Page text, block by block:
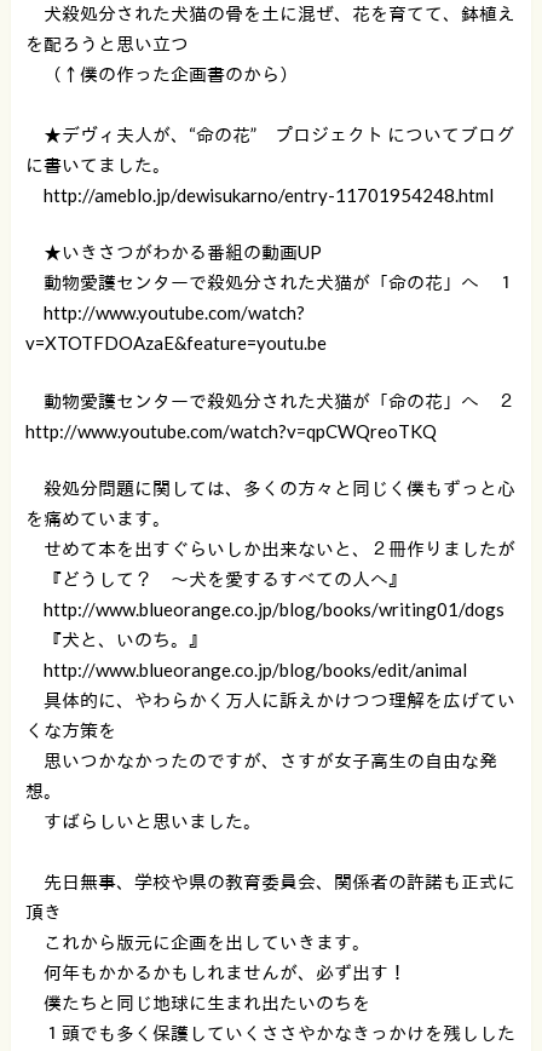
犬殺処分された犬猫の骨を土に混ぜ、花を育てて、鉢植え
を配ろうと思い立つ
（↑僕の作った企画書のから）
★デヴィ夫人が、“命の花” プロジェクト についてブログ
に書いてました。
http://ameblo.jp/dewisukarno/entry-11701954248.html
★いきさつがわかる番組の動画UP
動物愛護センターで殺処分された犬猫が「命の花」へ １
http://www.youtube.com/watch?
v=XTOTFDOAzaE&feature=youtu.be
動物愛護センターで殺処分された犬猫が「命の花」へ ２
http://www.youtube.com/watch?v=qpCWQreoTKQ
殺処分問題に関しては、多くの方々と同じく僕もずっと心
を痛めています。
せめて本を出すぐらいしか出来ないと、２冊作りましたが
『どうして？ 〜犬を愛するすべての人へ』
http://www.blueorange.co.jp/blog/books/writing01/dogs
『犬と、いのち。』
http://www.blueorange.co.jp/blog/books/edit/animal
具体的に、やわらかく万人に訴えかけつつ理解を広げてい
くな方策を
思いつかなかったのですが、さすが女子高生の自由な発
想。
すばらしいと思いました。
先日無事、学校や県の教育委員会、関係者の許諾も正式に
頂き
これから版元に企画を出していきます。
何年もかかるかもしれませんが、必ず出す！
僕たちと同じ地球に生まれ出たいのちを
１頭でも多く保護していくささやかなきっかけを残しした